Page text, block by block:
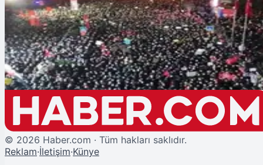
Şu An Okunan
Sanatçılar Saraçhane'ye Akın Etti
© 2026 Haber.com · Tüm hakları saklıdır.
Reklam·İletişim·Künye